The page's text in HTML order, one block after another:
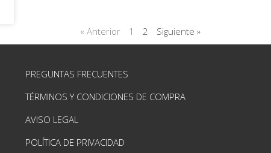
« Anterior 1 2 Siguiente »
PREGUNTAS FRECUENTES
TÉRMINOS Y CONDICIONES DE COMPRA
AVISO LEGAL
POLÍTICA DE PRIVACIDAD